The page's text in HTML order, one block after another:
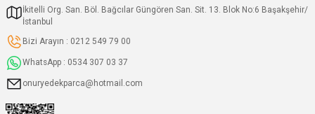
İkitelli Org. San. Böl. Bağcılar Güngören San. Sit. 13. Blok No:6 Başakşehir/
İstanbul
Bizi Arayın : 0212 549 79 00
WhatsApp : 0534 307 03 37
onuryedekparca@hotmail.com